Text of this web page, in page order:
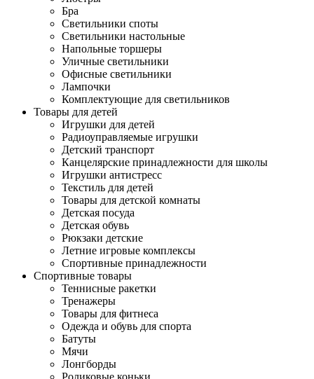
Бра
Светильники споты
Светильники настольные
Напольные торшеры
Уличные светильники
Офисные светильники
Лампочки
Комплектующие для светильников
Товары для детей
Игрушки для детей
Радиоуправляемые игрушки
Детский транспорт
Канцелярские принадлежности для школы
Игрушки антистресс
Текстиль для детей
Товары для детской комнаты
Детская посуда
Детская обувь
Рюкзаки детские
Летние игровые комплексы
Спортивные принадлежности
Спортивные товары
Теннисные ракетки
Тренажеры
Товары для фитнеса
Одежда и обувь для спорта
Батуты
Мячи
Лонгборды
Роликовые коньки